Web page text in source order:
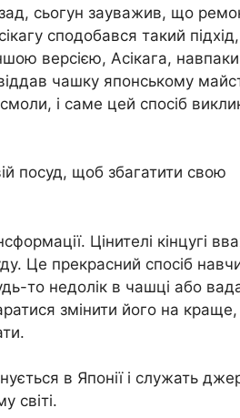
сьогун зауважив, що
сподобався такий підхід,
версією, Асікага, навпаки
чашку японському
і саме цей спосіб
посуд, щоб збагатити свою
Цінителі кінцугі
Це прекрасний спосіб
то недолік в чашці або
змінити його на краще,
в Японії і служать
світі.